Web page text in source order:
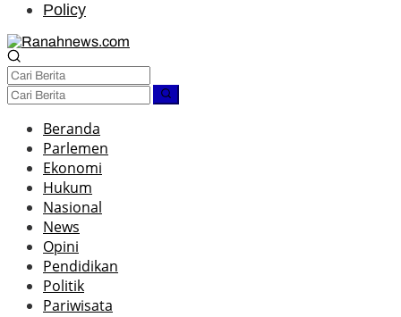
Policy
Beranda
Parlemen
Ekonomi
Hukum
Nasional
News
Opini
Pendidikan
Politik
Pariwisata